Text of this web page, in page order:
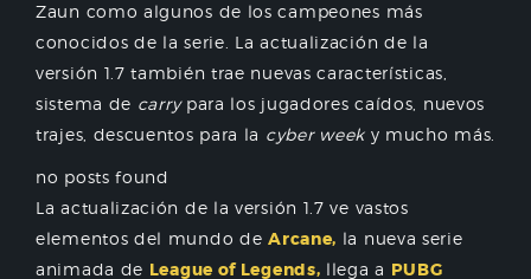
Zaun como algunos de los campeones más
conocidos de la serie. La actualización de la
versión 1.7 también trae nuevas características,
sistema de carrypara los jugadores caídos, nuevos
trajes, descuentos para la cyber weeky mucho más.
no posts found
La actualización de la versión 1.7 ve vastos
elementos del mundo deArcane, la nueva serie
animada de League of Legends, llega a PUBG